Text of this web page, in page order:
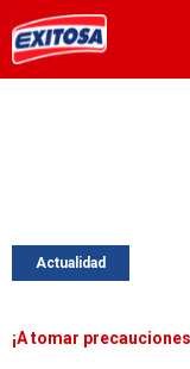
Actualidad
¡A tomar